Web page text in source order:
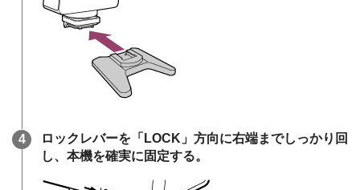
ロックレバーを「LOCK」方向に右端までしっかり回
し、本機を確実に固定する。